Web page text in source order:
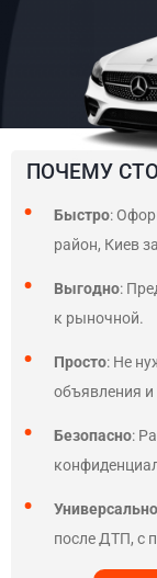
ПОЧЕМУ
Быстро:
район, Киев
Выгодно:
к рыночной.
Просто: Не
объявления и
Безопасно:
Универсально
после ДТП, с